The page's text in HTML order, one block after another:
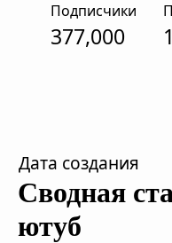
Подписчики
377,000
Дата создания
Сводная
ютуб